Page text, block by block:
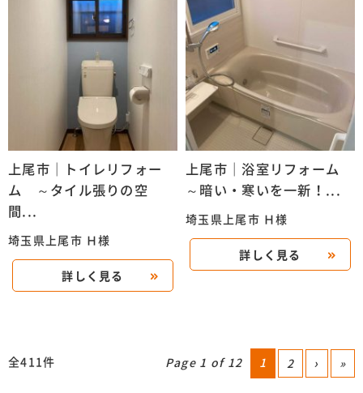
上尾市｜トイレリフォー
ム ～タイル張りの空
間...
埼玉県上尾市 Ｈ様
詳しく見る
上尾市｜浴室リフォーム
～暗い・寒いを一新！...
埼玉県上尾市 Ｈ様
詳しく見る
全411件 Page 1 of 12 1 2 › »